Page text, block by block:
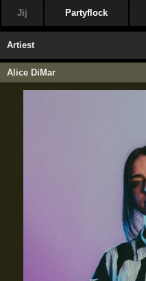
Jij Partyflock
Artiest
Alice DiMar